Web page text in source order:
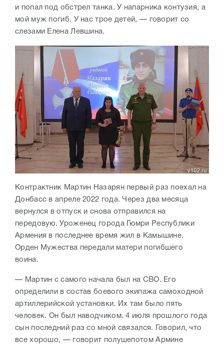
и попал под обстрел танка. У напарника контузия, а
мой муж погиб. У нас трое детей, — говорит со
слезами Елена Левшина.
Контрактник Мартин Назарян первый раз поехал на
Донбасс в апреле 2022 года. Через два месяца
вернулся в отпуск и снова отправился на
передовую. Уроженец города Гюмри Республики
Армения в последнее время жил в Камышине.
Орден Мужества передали матери погибшего
воина.
— Мартин с самого начала был на СВО. Его
определили в состав боевого экипажа самоходной
артиллерийской установки. Их там было пять
человек. Он был наводчиком. 4 июля прошлого года
сын последний раз со мной связался. Говорил, что
все хорошо, — говорит полушепотом Армине